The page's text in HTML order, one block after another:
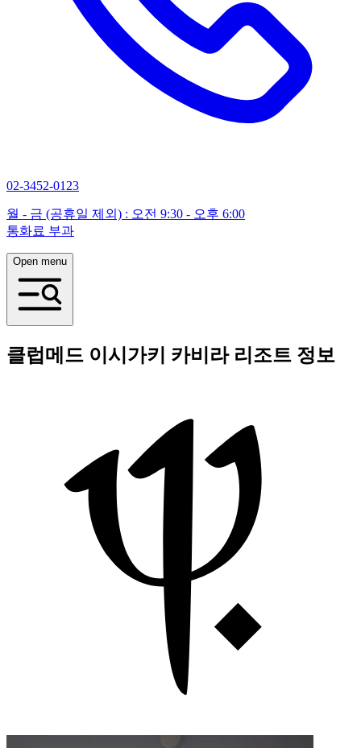
02-3452-0123
월 - 금 (공휴일 제외) : 오전 9:30 - 오후 6:00
통화료 부과
Open menu
클럽메드 이시가키 카비라 리조트 정보